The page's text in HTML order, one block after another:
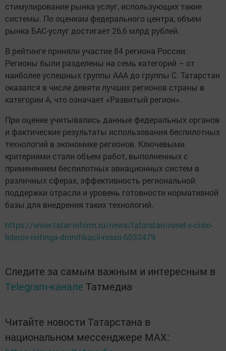
стимулирование рынка услуг, использующих такие
системы. По оценкам федерального центра, объем
рынка БАС-услуг достигает 26,6 млрд рублей.
В рейтинге приняли участие 84 региона России.
Регионы были разделены на семь категорий – от
наиболее успешных группы ААА до группы С. Татарстан
оказался в числе девяти лучших регионов страны в
категории А, что означает «Развитый регион».
При оценке учитывались данные федеральных органов
и фактические результаты использования беспилотных
технологий в экономике регионов. Ключевыми
критериями стали объем работ, выполненных с
применением беспилотных авиационных систем в
различных сферах, эффективность региональной
поддержки отрасли и уровень готовности нормативной
базы для внедрения таких технологий.
https://www.tatar-inform.ru/news/tatarstan-vosel-v-cislo-
liderov-reitinga-dronifikacii-rossii-6033479
Следите за самым важным и интересным в
Telegram-канале Татмедиа
Читайте новости Татарстана в
национальном мессенджере MАХ: